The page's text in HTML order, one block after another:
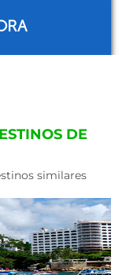
DE
similares